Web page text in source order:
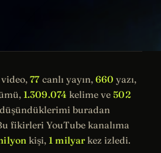
video,77canlı yayın, 660 yazı,
1.309.074 kelime ve 502
buradan
fikirleri YouTube kanalıma
kişi, 1 milyarkez izledi.